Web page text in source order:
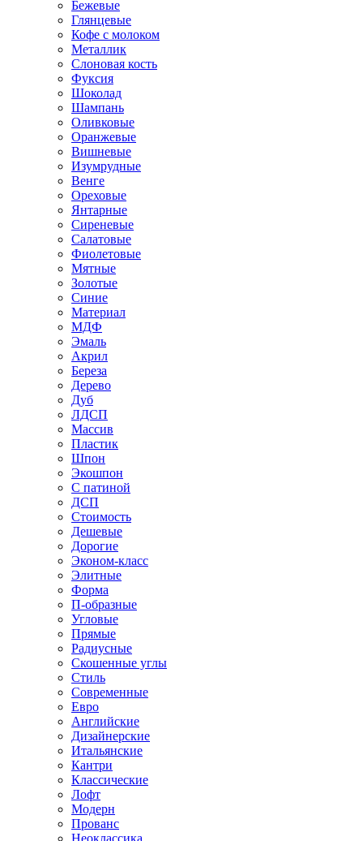
Бежевые
Глянцевые
Кофе с молоком
Металлик
Слоновая кость
Фуксия
Шоколад
Шампань
Оливковые
Оранжевые
Вишневые
Изумрудные
Венге
Ореховые
Янтарные
Сиреневые
Салатовые
Фиолетовые
Мятные
Золотые
Синие
Материал
МДФ
Эмаль
Акрил
Береза
Дерево
Дуб
ЛДСП
Массив
Пластик
Шпон
Экошпон
С патиной
ДСП
Стоимость
Дешевые
Дорогие
Эконом-класс
Элитные
Форма
П-образные
Угловые
Прямые
Радиусные
Скошенные углы
Стиль
Современные
Евро
Английские
Дизайнерские
Итальянские
Кантри
Классические
Лофт
Модерн
Прованс
Неоклассика